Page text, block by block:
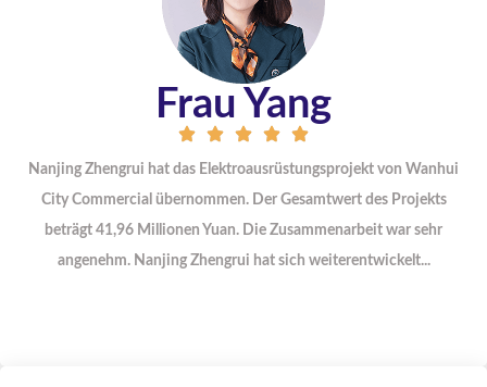
Frau Yang
Nanjing Zhengrui hat das Elektroausrüstungsprojekt von Wanhui
City Commercial übernommen. Der Gesamtwert des Projekts
beträgt 41,96 Millionen Yuan. Die Zusammenarbeit war sehr
angenehm. Nanjing Zhengrui hat sich weiterentwickelt...